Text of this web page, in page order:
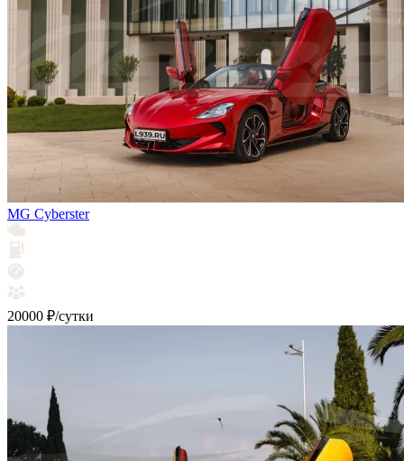
MG Cyberster
20000 ₽/сутки